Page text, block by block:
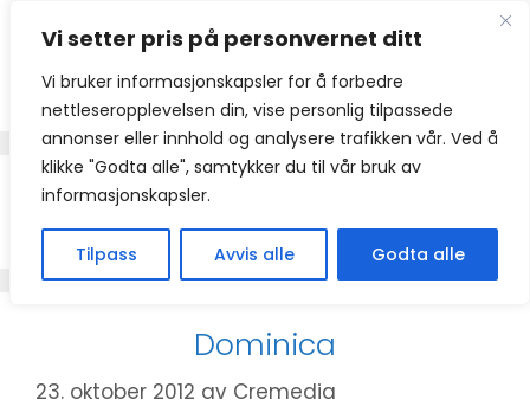
Vi setter pris på personvernet ditt
Vi bruker informasjonskapsler for å forbedre
nettleseropplevelsen din, vise personlig tilpassede
annonser eller innhold og analysere trafikken vår. Ved å
klikke "Godta alle", samtykker du til vår bruk av
informasjonskapsler.
Tilpass Avvis alle Godta alle
innhold
+1767
Dominica
23. oktober 2012 av Cremedia